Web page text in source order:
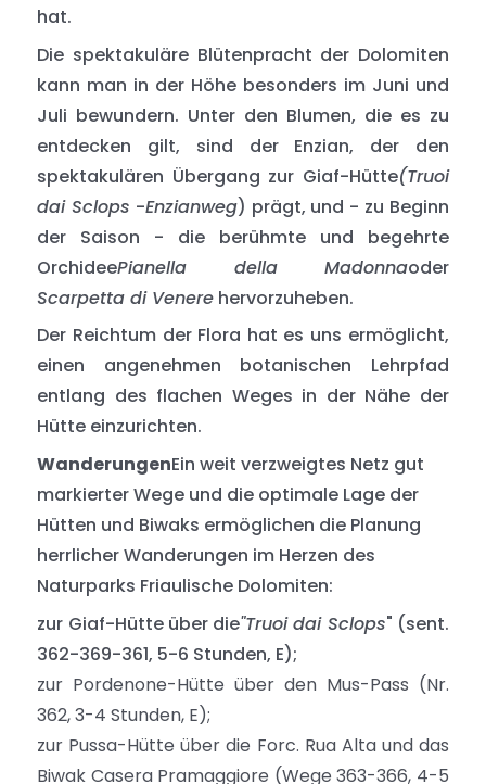
hat.
Die spektakuläre Blütenpracht der Dolomiten
kann man in der Höhe besonders im Juni und
Juli bewundern. Unter den Blumen, die es zu
entdecken gilt, sind der Enzian, der den
spektakulären Übergang zur Giaf-Hütte(Truoi
dai Sclops -Enzianweg) prägt, und - zu Beginn
der Saison - die berühmte und begehrte
OrchideePianella della Madonnaoder
Scarpetta di Venere hervorzuheben.
Der Reichtum der Flora hat es uns ermöglicht,
einen angenehmen botanischen Lehrpfad
entlang des flachen Weges in der Nähe der
Hütte einzurichten.
WanderungenEin weit verzweigtes Netz gut
markierter Wege und die optimale Lage der
Hütten und Biwaks ermöglichen die Planung
herrlicher Wanderungen im Herzen des
Naturparks Friaulische Dolomiten:
zur Giaf-Hütte über die"Truoi dai Sclops" (sent.
362-369-361, 5-6 Stunden, E);
zur Pordenone-Hütte über den Mus-Pass (Nr.
362, 3-4 Stunden, E);
zur Pussa-Hütte über die Forc. Rua Alta und das
Biwak Casera Pramaggiore (Wege 363-366, 4-5